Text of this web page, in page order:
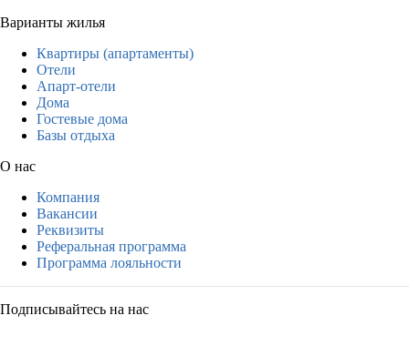
Варианты жилья
Квартиры (апартаменты)
Отели
Апарт-отели
Дома
Гостевые дома
Базы отдыха
О нас
Компания
Вакансии
Реквизиты
Реферальная программа
Программа лояльности
Подписывайтесь на нас